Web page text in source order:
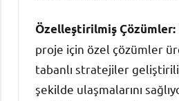
Özelleştirilmiş Çözümler:
proje için özel çözümler
tabanlı stratejiler
şekilde ulaşmalarını